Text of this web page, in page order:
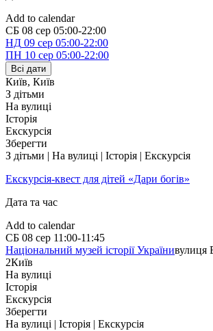
Add to calendar
СБ 08 сер 05:00-22:00
НД 09 сер 05:00-22:00
ПН 10 сер 05:00-22:00
Всі дати
Київ, Київ
З дітьми
На вулиці
Історія
Екскурсія
Зберегти
З дітьми | На вулиці | Історія | Екскурсія
Екскурсія-квест для дітей «Дари богів»
Дата та час
Add to calendar
СБ 08 сер 11:00-11:45
Національний музей історії Українивулиця
2Київ
На вулиці
Історія
Екскурсія
Зберегти
На вулиці | Історія | Екскурсія